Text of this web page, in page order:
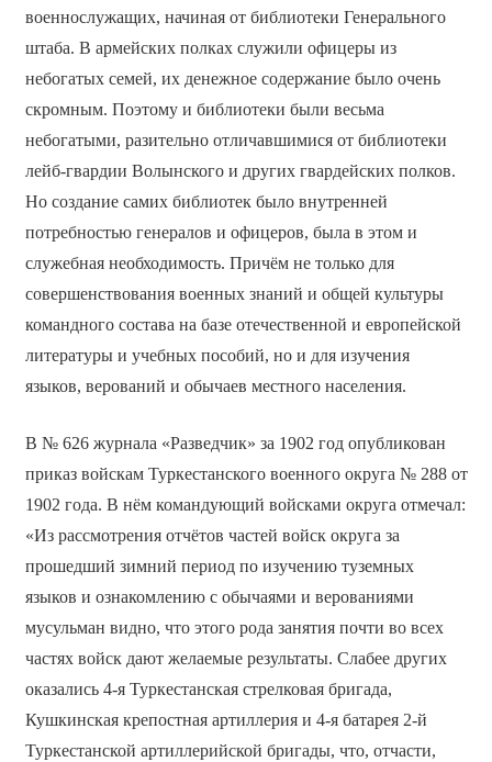
военнослужащих, начиная от библиотеки Генерального
штаба. В армейских полках служили офицеры из
небогатых семей, их денежное содержание было очень
скромным. Поэтому и библиотеки были весьма
небогатыми, разительно отличавшимися от библиотеки
лейб-гвардии Волынского и других гвардейских полков.
Но создание самих библиотек было внутренней
потребностью генералов и офицеров, была в этом и
служебная необходимость. Причём не только для
совершенствования военных знаний и общей культуры
командного состава на базе отечественной и европейской
литературы и учебных пособий, но и для изучения
языков, верований и обычаев местного населения.
В № 626 журнала «Разведчик» за 1902 год опубликован
приказ войскам Туркестанского военного округа № 288 от
1902 года. В нём командующий войсками округа отмечал:
«Из рассмотрения отчётов частей войск округа за
прошедший зимний период по изучению туземных
языков и ознакомлению с обычаями и верованиями
мусульман видно, что этого рода занятия почти во всех
частях войск дают желаемые результаты. Слабее других
оказались 4-я Туркестанская стрелковая бригада,
Кушкинская крепостная артиллерия и 4-я батарея 2-й
Туркестанской артиллерийской бригады, что, отчасти,